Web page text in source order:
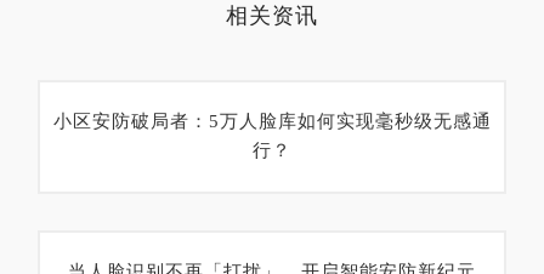
相关资讯
小区安防破局者：5万人脸库如何实现毫秒级无感通
行？